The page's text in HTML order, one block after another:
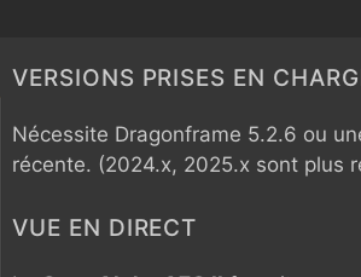
VERSIONS PRISES EN
Nécessite Dragonframe 5.2.6 ou
récente. (2024.x, 2025.x sont plus
VUE EN DIRECT